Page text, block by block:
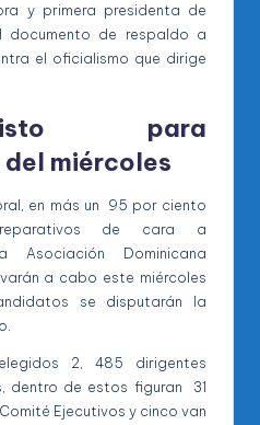
y primera presidenta de
documento de respaldo a
el oficialismo que dirige
para
del miércoles
en más un 95 por ciento
de cara a
Dominicana
a cabo este miércoles
se disputarán la
2, 485 dirigentes
dentro de estos figuran 31
Ejecutivos y cinco van